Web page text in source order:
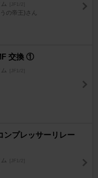
[JF1/2]
の帝王)さん
交換 ①
[JF1/2]
ンプレッサーリレー
[JF1/2]